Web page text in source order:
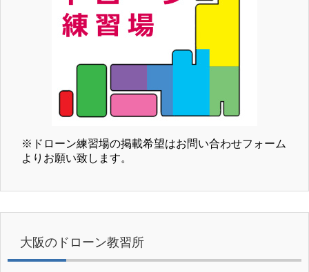
※ドローン練習場の掲載希望はお問い合わせフォーム
よりお願い致します。
大阪のドローン教習所